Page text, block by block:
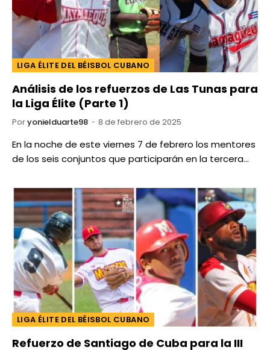
LIGA ÉLITE DEL BÉISBOL CUBANO
Análisis de los refuerzos de Las Tunas para
la Liga Élite (Parte 1)
Poryonielduarte98 8 de febrero de 2025
En la noche de este viernes 7 de febrero los mentores
de los seis conjuntos que participarán en la tercera…
LIGA ÉLITE DEL BÉISBOL CUBANO
Refuerzo de Santiago de Cuba para la III